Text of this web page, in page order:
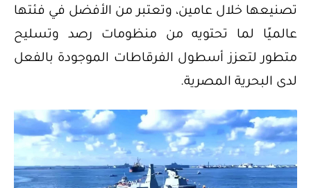
تصنيعها خلال عامين، وتعتبر من الأفضل في فئتها
عالميًا لما تحتويه من منظومات رصد وتسليح
متطور لتعزز أسطول الفرقاطات الموجودة بالفعل
لدى البحرية المصرية.